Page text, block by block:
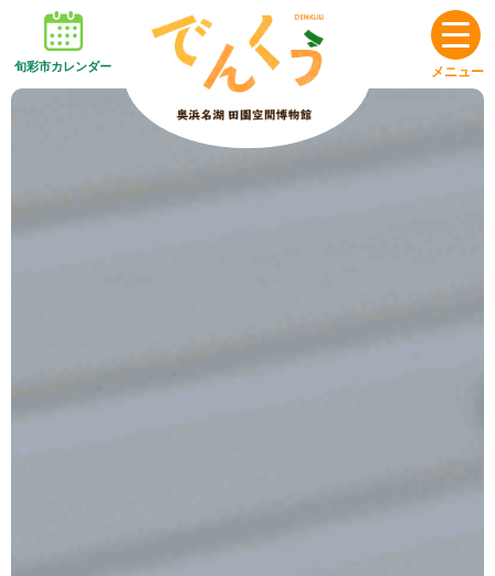
旬彩市カレンダー